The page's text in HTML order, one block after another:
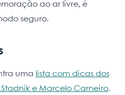
ao ar livre, é
seguro.
uma
lista com dicas dos
e Marcelo Carneiro.